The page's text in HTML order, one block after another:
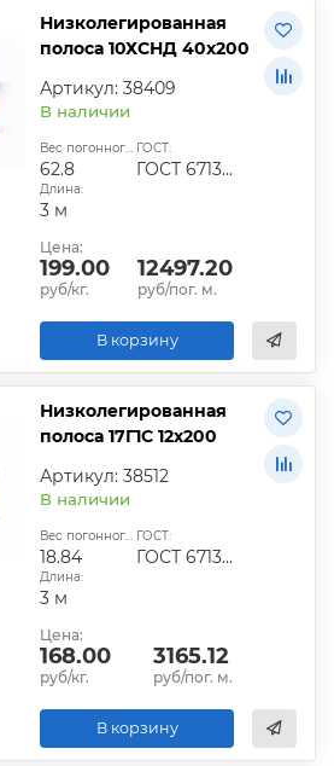
Низколегированная
полоса 10ХСНД 40х200
Артикул: 38409
В наличии
Вес погонного метра, кг:
62.8
ГОСТ:
ГОСТ 6713-91
Длина:
3 м
Цена:
199.00
руб/кг.
12497.20
руб/пог. м.
В корзину
Низколегированная
полоса 17Г1С 12х200
Артикул: 38512
В наличии
Вес погонного метра, кг:
18.84
ГОСТ:
ГОСТ 6713-91
Длина:
3 м
Цена:
168.00
руб/кг.
3165.12
руб/пог. м.
В корзину